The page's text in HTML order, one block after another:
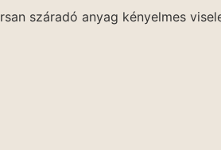
száradó anyag kényelmes